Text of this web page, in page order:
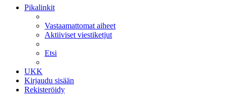
Pikalinkit
Vastaamattomat aiheet
Aktiiviset viestiketjut
Etsi
UKK
Kirjaudu sisään
Rekisteröidy